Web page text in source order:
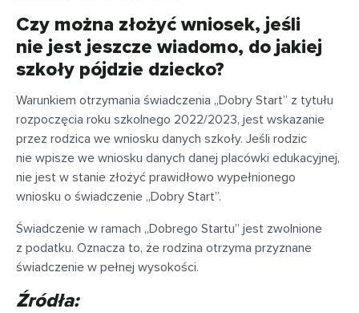
Czy można złożyć wniosek, jeśli
nie jest jeszcze wiadomo, do jakiej
szkoły pójdzie dziecko?
Warunkiem otrzymania świadczenia „Dobry Start” z tytułu
rozpoczęcia roku szkolnego 2022/2023, jest wskazanie
przez rodzica we wniosku danych szkoły. Jeśli rodzic
nie wpisze we wniosku danych danej placówki edukacyjnej,
nie jest w stanie złożyć prawidłowo wypełnionego
wniosku o świadczenie „Dobry Start”.
Świadczenie w ramach „Dobrego Startu” jest zwolnione
z podatku. Oznacza to, że rodzina otrzyma przyznane
świadczenie w pełnej wysokości.
Źródła: